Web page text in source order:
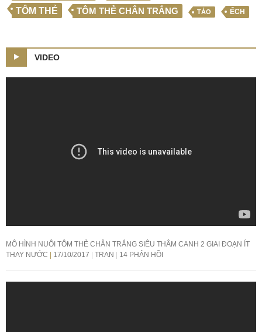
TÔM THẺ TÔM THẺ CHÂN TRẮNG TẢO ẾCH
VIDEO
MÔ HÌNH NUÔI TÔM THẺ CHÂN TRẮNG SIÊU THÂM CANH 2 GIAI ĐOẠN ÍT
THAY NƯỚC
17/10/2017 TRAN 14 PHẢN HỒI